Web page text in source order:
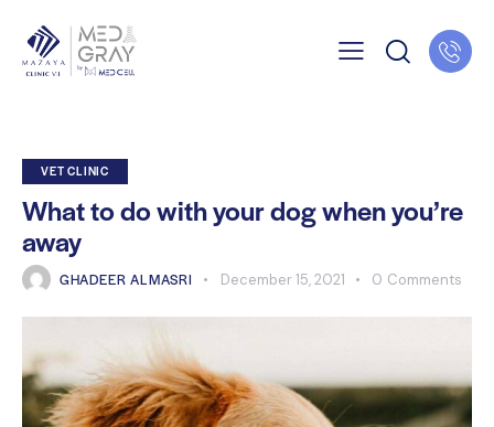
VET CLINIC
What to do with your dog when you’re
away
GHADEER ALMASRI December 15, 2021 0 Comments